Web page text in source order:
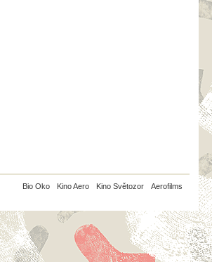
Bio Oko Kino Aero Kino Světozor Aerofilms